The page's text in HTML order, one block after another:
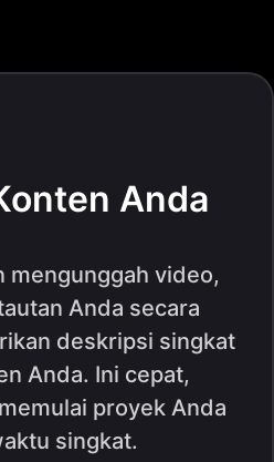
Anda
mengunggah video,
Anda secara
deskripsi singkat
Anda. Ini cepat,
proyek Anda
singkat.